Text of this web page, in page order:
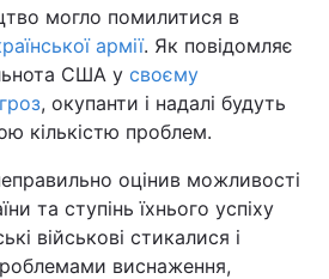
Політика
Світ
Лайт
Інциденти
могло помилитися в
армії. Як повідомляє
США у своєму
, окупанти і надалі будуть
кількістю проблем.
оцінив можливості
та ступінь їхнього успіху
військові стикалися і
виснаження,